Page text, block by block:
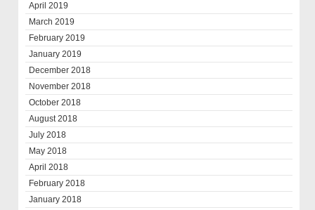
April 2019
March 2019
February 2019
January 2019
December 2018
November 2018
October 2018
August 2018
July 2018
May 2018
April 2018
February 2018
January 2018